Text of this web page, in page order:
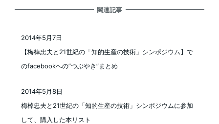
関連記事
【梅棹忠夫と21世紀の「知的生産の技術」シンポジウム】で
のfacebookへの”つぶやき”まとめ
2014年5月7日
梅棹忠夫と21世紀の「知的生産の技術」シンポジウムに参加
して、購入した本リスト
2014年5月8日